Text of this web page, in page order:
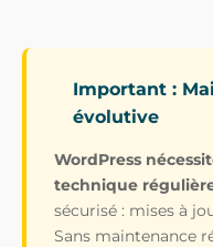
Important :
évolutive
WordPress
technique
sécurisé : mises à
Sans maintenance